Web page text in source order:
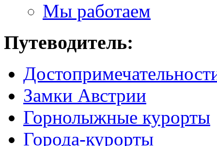
Мы работаем
Путеводитель:
Замки Австрии
Горнолыжные курорты
Города-курорты